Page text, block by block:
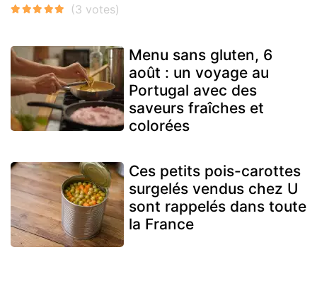
Menu sans gluten, 6
août : un voyage au
Portugal avec des
saveurs fraîches et
colorées
Ces petits pois-carottes
surgelés vendus chez U
sont rappelés dans toute
la France